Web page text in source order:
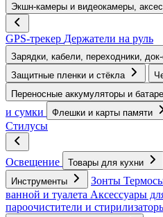
Экшн-камеры и видеокамеры,
GPS-трекер Держатели на руль
Зарядки, кабели, переходники,
Защитные пленки и стёкла
Переносные аккумуляторы и
и сумки
Флешки и карты памяти
Стилусы
Освещение Товары для кухни
Инструменты Зонты
ванной и туалета Аксессуары
пароочистители и